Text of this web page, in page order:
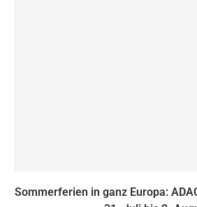
Sommerferien in ganz Europa: